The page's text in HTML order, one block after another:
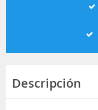
Descripción